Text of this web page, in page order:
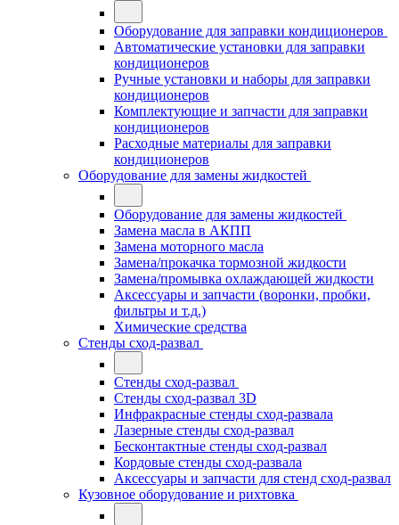
Оборудование для заправки кондиционеров
Автоматические установки для заправки
кондиционеров
Ручные установки и наборы для заправки
кондиционеров
Комплектующие и запчасти для заправки
кондиционеров
Расходные материалы для заправки
кондиционеров
Оборудование для замены жидкостей
Оборудование для замены жидкостей
Замена масла в АКПП
Замена моторного масла
Замена/прокачка тормозной жидкости
Замена/промывка охлаждающей жидкости
Аксессуары и запчасти (воронки, пробки,
фильтры и т.д.)
Химические средства
Стенды сход-развал
Стенды сход-развал
Стенды сход-развал 3D
Инфракрасные стенды сход-развала
Лазерные стенды сход-развал
Бесконтактные стенды сход-развал
Кордовые стенды сход-развала
Аксессуары и запчасти для стенд сход-развал
Кузовное оборудование и рихтовка